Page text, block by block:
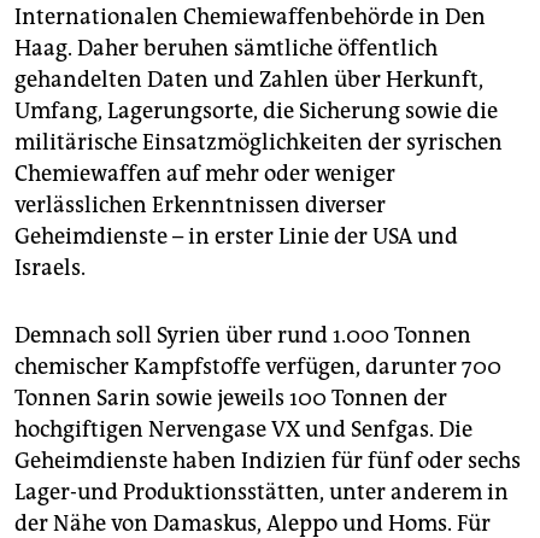
Internationalen Chemiewaffenbehörde in Den
Haag. Daher beruhen sämtliche öffentlich
gehandelten Daten und Zahlen über Herkunft,
Umfang, Lagerungsorte, die Sicherung sowie die
militärische Einsatzmöglichkeiten der syrischen
Chemiewaffen auf mehr oder weniger
verlässlichen Erkenntnissen diverser
Geheimdienste – in erster Linie der USA und
Israels.
Demnach soll Syrien über rund 1.000 Tonnen
chemischer Kampfstoffe verfügen, darunter 700
Tonnen Sarin sowie jeweils 100 Tonnen der
hochgiftigen Nervengase VX und Senfgas. Die
Geheimdienste haben Indizien für fünf oder sechs
Lager-und Produktionsstätten, unter anderem in
der Nähe von Damaskus, Aleppo und Homs. Für